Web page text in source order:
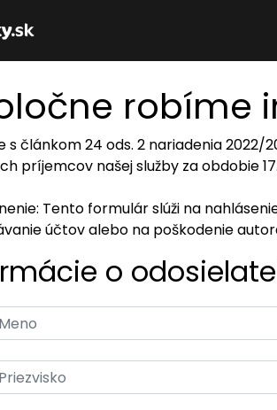
robíme
s článkom 24 ods. 2 nariadenia
príjemcov našej služby za obdobie
Tento formulár slúži na
účtov alebo na poškodenie
o